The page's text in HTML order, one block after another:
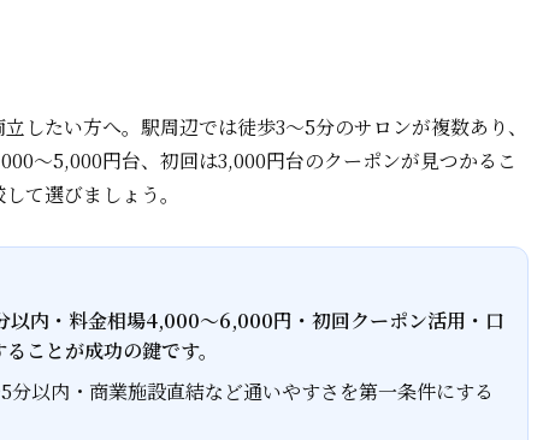
したい方へ。駅周辺では徒歩3～5分のサロンが複数あり、
～5,000円台、初回は3,000円台のクーポンが見つかるこ
て選びましょう。
内・料金相場4,000～6,000円・初回クーポン活用・口
ことが成功の鍵です。
以内・商業施設直結など通いやすさを第一条件にする